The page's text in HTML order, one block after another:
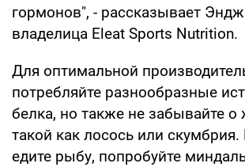
гормонов", - рассказывает
владелица Eleat Sports Nutrition.
Для оптимальной
потребляйте разнообразные
белка, но также не забывайте
такой как лосось или
едите рыбу, попробуйте